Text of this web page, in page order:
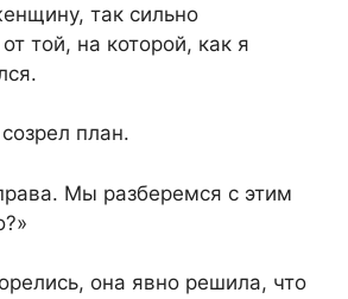
так сильно
той, на которой, как я
план.
Мы разберемся с этим
она явно решила, что